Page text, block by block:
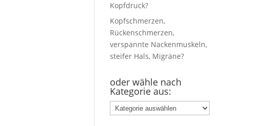
Kopfdruck?
Kopfschmerzen,
Rückenschmerzen,
verspannte Nackenmuskeln,
steifer Hals, Migräne?
oder wähle nach
Kategorie aus:
oder
wähle